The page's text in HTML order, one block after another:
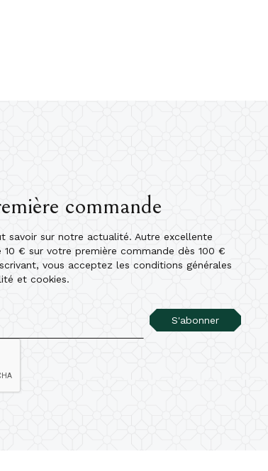
commande
savoir sur notre actualité. Autre excellente
€ sur votre première commande dès 100 €
vous acceptez les conditions générales
et cookies.
S'abonner